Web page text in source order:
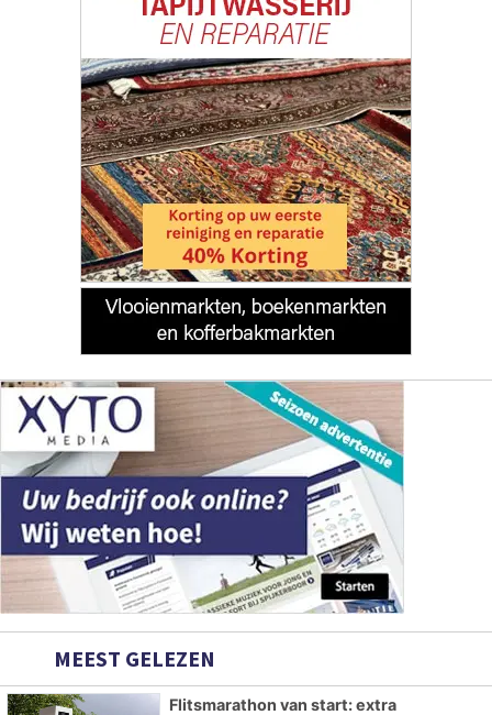
MEEST GELEZEN
Flitsmarathon van start: extra